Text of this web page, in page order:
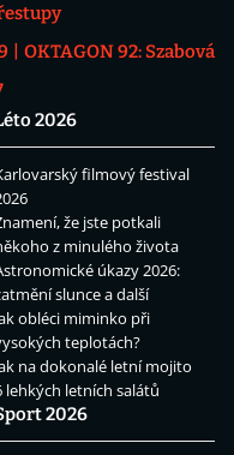
OKTAGON 92: Szabová
2026
filmový festival
že jste potkali
z minulého života
úkazy 2026:
slunce a další
obléci miminko při
teplotách?
na dokonalé letní mojito
lehkých letních salátů
2026